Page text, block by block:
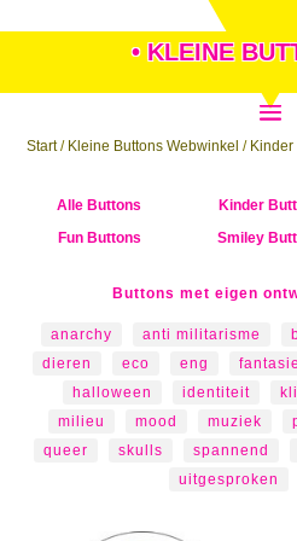
• KLEINE
Start/ Kleine Buttons Webwinkel /
Alle Buttons
Fun Buttons
Kinder
Smiley
Buttons met eigen
anarchy anti militarisme
dieren
eco eng fantasie
halloween
identiteit
milieu
mood muziek
queer
skulls spannend
uitgesproken